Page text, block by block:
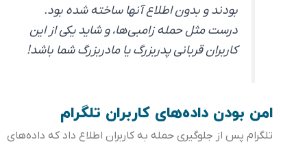
بودند و بدون اطلاع آنها ساخته شده بود.
درست مثل حمله زامبی‌ها، و شاید یکی از این
کاربران قربانی پدربزرگ یا مادربزرگ شما باشد!
امن بودن داده‌های کاربران تلگرام
تلگرام پس از جلوگیری حمله به کاربران اطلاع داد که داده‌های